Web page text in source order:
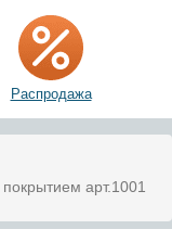
Распродажа
арт.1001